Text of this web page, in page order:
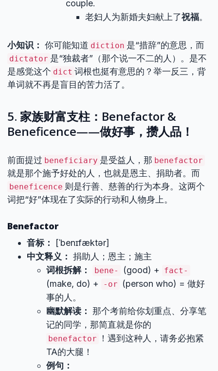
couple.
老妇人为新婚夫妇献上了祝福。
小知识： 你可能知道 diction 是“措辞”的意思，而
dictator 是“独裁者”（那个说一不二的人）。是不
是感觉这个 dict 词根也挺有意思的？举一反三，背
单词就不再是盲目的苦力活了。
5. 家族财富支柱：Benefactor &
Beneficence——做好事，攒人品！
前面提过 beneficiary 是受益人，那 benefactor
就是那个施予好处的人，也就是恩主、捐助者。而
beneficence 则是行善、慈善的行为本身。这两个
词把“好”体现在了实际的行动和人物身上。
Benefactor
音标：
[ˈbenɪfæktər]
中文释义： 捐助人；恩主；施主
词根拆解：
bene- (good) + fact-
(make, do) + -or
(person who) = 做好
事的人。
幽默解读： 那个考前给你划重点、分享笔
记的同学，那简直就是你的
benefactor
！遇到这种人，请务必抱紧
TA的大腿！
例句：